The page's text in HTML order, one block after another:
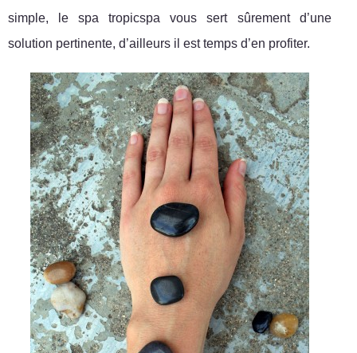
simple, le spa tropicspa vous sert sûrement d’une
solution pertinente, d’ailleurs il est temps d’en profiter.